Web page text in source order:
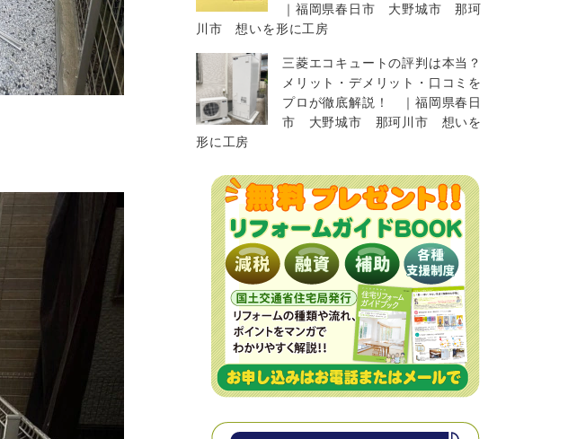
｜福岡県春日市 大野城市 那珂
川市 想いを形に工房
三菱エコキュートの評判は本当？
メリット・デメリット・口コミを
プロが徹底解説！ ｜福岡県春日
市 大野城市 那珂川市 想いを
形に工房